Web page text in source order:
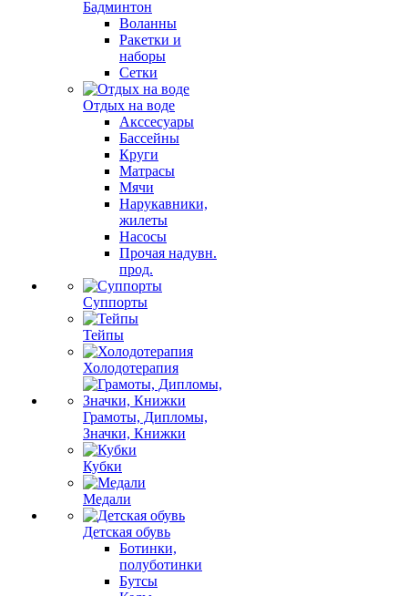
Бадминтон
Воланны
Ракетки и
наборы
Сетки
Отдых на воде
Акссесуары
Бассейны
Круги
Матрасы
Мячи
Нарукавники,
жилеты
Насосы
Прочая надувн.
прод.
Суппорты
Тейпы
Холодотерапия
Грамоты, Дипломы,
Значки, Книжки
Кубки
Медали
Детская обувь
Ботинки,
полуботинки
Бутсы